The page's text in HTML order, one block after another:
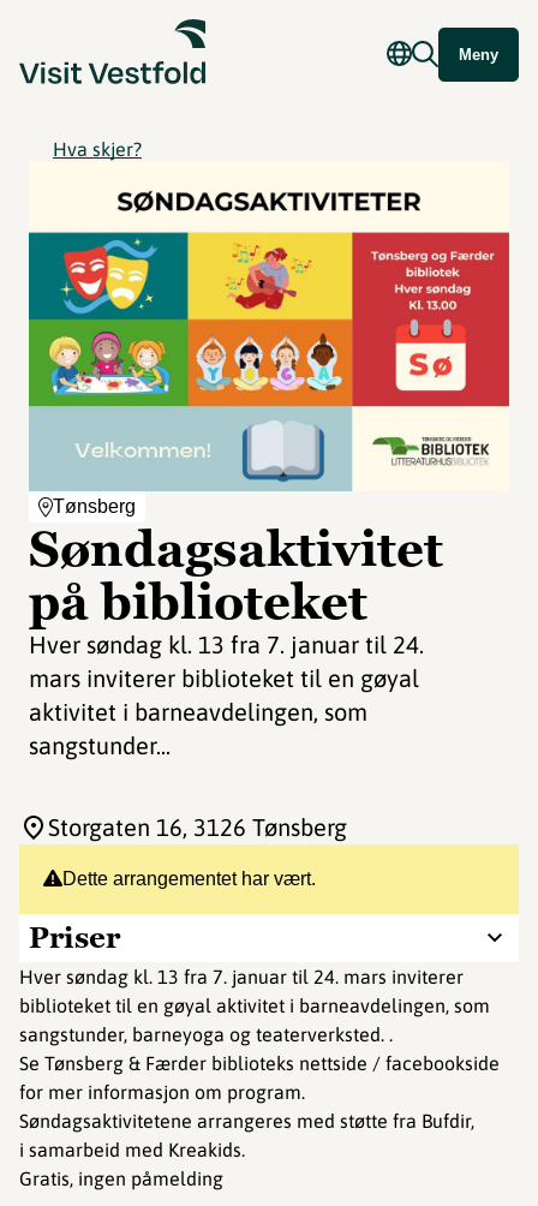
Meny
Hva skjer?
Tønsberg
Søndagsaktivitet
på biblioteket
Hver søndag kl. 13 fra 7. januar til 24.
mars inviterer biblioteket til en gøyal
aktivitet i barneavdelingen, som
sangstunder...
Dette arrangementet har vært.
Priser
Hver søndag kl. 13 fra 7. januar til 24. mars inviterer
biblioteket til en gøyal aktivitet i barneavdelingen, som
sangstunder, barneyoga og teaterverksted. .
Se Tønsberg & Færder biblioteks nettside / facebookside
for mer informasjon om program.
Søndagsaktivitetene arrangeres med støtte fra Bufdir,
i samarbeid med Kreakids.
Gratis, ingen påmelding
Storgaten 16, 3126 Tønsberg